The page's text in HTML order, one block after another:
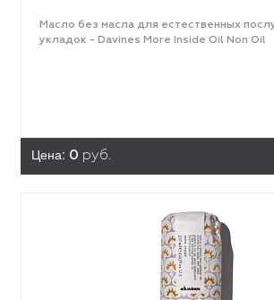
Масло без масла для естественных
укладок - Davines More Inside Oil Non Oil
Цена: 0 руб.